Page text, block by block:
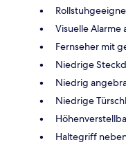
Visuelle Alarme
Fernseher mit
Niedrige
Niedrig
Niedrige
Haltegriff